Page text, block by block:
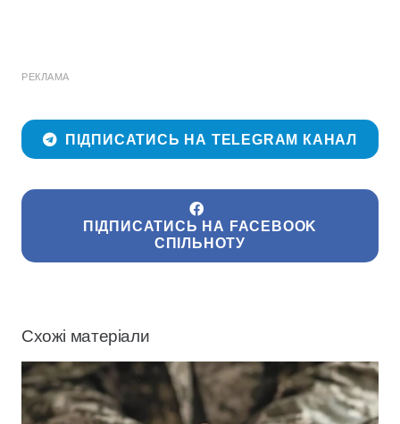
РЕКЛАМА
ПІДПИСАТИСЬ НА TELEGRAM КАНАЛ
ПІДПИСАТИСЬ НА FACEBOOK
СПІЛЬНОТУ
Схожі матеріали